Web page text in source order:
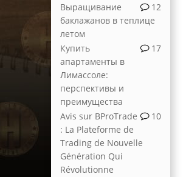
12
Выращивание
баклажанов в теплице
летом
17
Купить
апартаменты в
Лимассоле:
перспективы и
преимущества
10
Avis sur BProTrade
: La Plateforme de
Trading de Nouvelle
Génération Qui
Révolutionne